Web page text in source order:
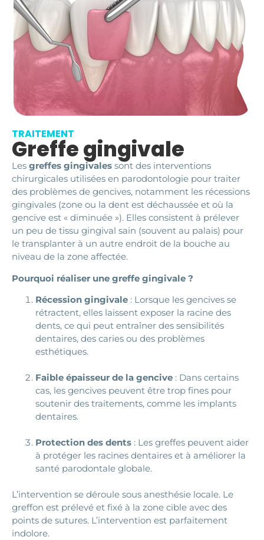
TRAITEMENT
Greffe gingivale
Les greffes gingivales sont des interventions
chirurgicales utilisées en parodontologie pour traiter
des problèmes de gencives, notamment les récessions
gingivales (zone ou la dent est déchaussée et où la
gencive est « diminuée »). Elles consistent à prélever
un peu de tissu gingival sain (souvent au palais) pour
le transplanter à un autre endroit de la bouche au
niveau de la zone affectée.
Pourquoi réaliser une greffe gingivale ?
Récession gingivale : Lorsque les gencives se
rétractent, elles laissent exposer la racine des
dents, ce qui peut entraîner des sensibilités
dentaires, des caries ou des problèmes
esthétiques.
Faible épaisseur de la gencive : Dans certains
cas, les gencives peuvent être trop fines pour
soutenir des traitements, comme les implants
dentaires.
Protection des dents : Les greffes peuvent aider
à protéger les racines dentaires et à améliorer la
santé parodontale globale.
L’intervention se déroule sous anesthésie locale. Le
greffon est prélevé et fixé à la zone cible avec des
points de sutures. L’intervention est parfaitement
indolore.